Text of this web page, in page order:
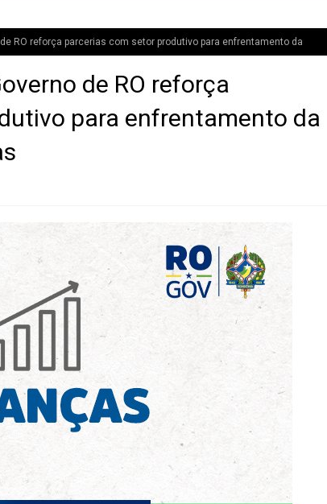
de RO reforça parcerias com setor produtivo para enfrentamento da
de RO reforça
para enfrentamento da